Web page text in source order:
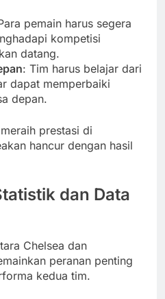
pemain harus segera
kompetisi
datang.
: Tim harus belajar dari
dapat memperbaiki
depan.
prestasi di
hancur dengan hasil
dan Data
Chelsea dan
peranan penting
kedua tim.